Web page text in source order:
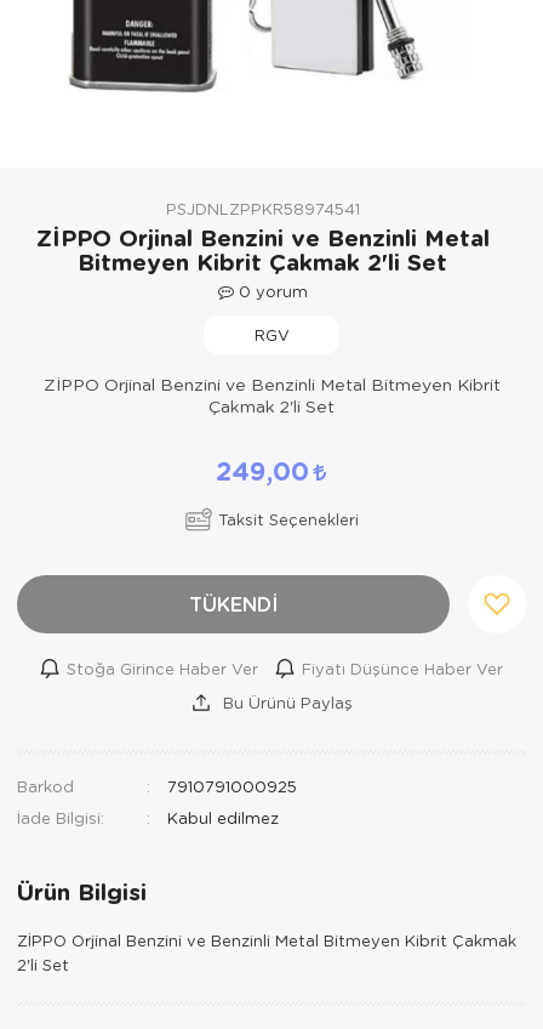
Kozmetik, Kişisel Bakım ve Sağlık
PSJDNLZPPKR58974541
ZİPPO Orjinal Benzini ve Benzinli Metal
Bitmeyen Kibrit Çakmak 2'li Set
0 yorum
RGV
ZİPPO Orjinal Benzini ve Benzinli Metal Bitmeyen Kibrit
Çakmak 2'li Set
249,00
Taksit Seçenekleri
TÜKENDİ
Stoğa Girince Haber Ver
Fiyatı Düşünce Haber Ver
Bu Ürünü Paylaş
Barkod
7910791000925
İade Bilgisi:
Ürün Bilgisi
ZİPPO Orjinal Benzini ve Benzinli Metal Bitmeyen Kibrit Çakmak
2'li Set